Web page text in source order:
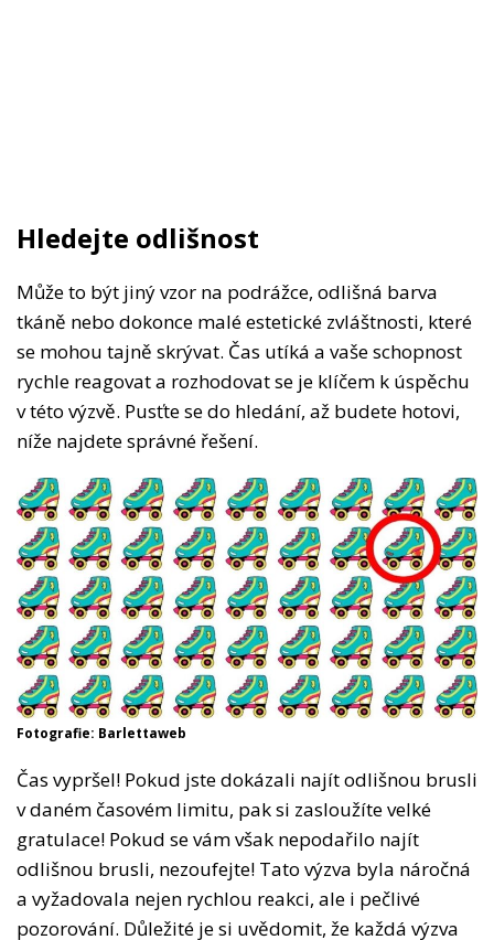
Hledejte odlišnost
Může to být jiný vzor na podrážce, odlišná barva
tkáně nebo dokonce malé estetické zvláštnosti, které
se mohou tajně skrývat. Čas utíká a vaše schopnost
rychle reagovat a rozhodovat se je klíčem k úspěchu
v této výzvě. Pusťte se do hledání, až budete hotovi,
níže najdete správné řešení.
Fotografie: Barlettaweb
Čas vypršel! Pokud jste dokázali najít odlišnou brusli
v daném časovém limitu, pak si zasloužíte velké
gratulace! Pokud se vám však nepodařilo najít
odlišnou brusli, nezoufejte! Tato výzva byla náročná
a vyžadovala nejen rychlou reakci, ale i pečlivé
pozorování. Důležité je si uvědomit, že každá výzva